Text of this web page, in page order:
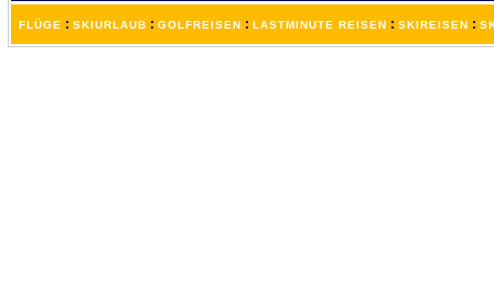
FLÜGE : SKIURLAUB : GOLFREISEN : LASTMINUTE REISEN : SKIREISEN :